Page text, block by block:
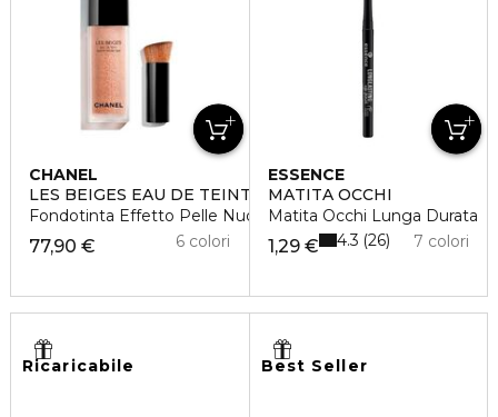
CHANEL
LES BEIGES EAU DE TEINT
Fondotinta Effetto Pelle Nuda
77,90 € 6 colori
ESSENCE
MATITA OCCHI
Matita Occhi Lunga Durata
1,29 € 7 colori
4.3 26
Ricaricabile Best Seller